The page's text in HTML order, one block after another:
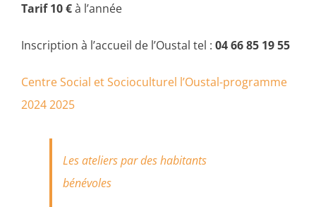
Tarif 10 €à l’année
Inscription à l’accueil de l’Oustal tel : 04 66 85 19 55
Centre Social et Socioculturel l’Oustal-programme
2024 2025
Les ateliers par des habitants
bénévoles